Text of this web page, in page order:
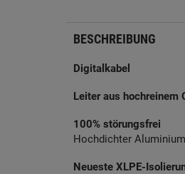
BESCHREIBUNG
Digitalkabel
Leiter aus hochreinem
100% störungsfrei
Hochdichter
Neueste XLPE-